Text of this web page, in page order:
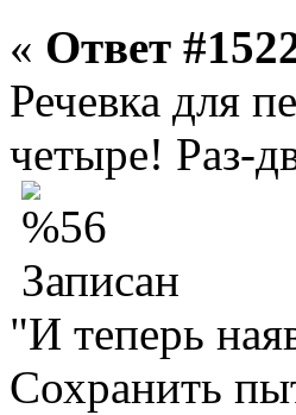
« Ответ
Речевка для
четыре! Раз-
Записан
"И теперь
Сохранить